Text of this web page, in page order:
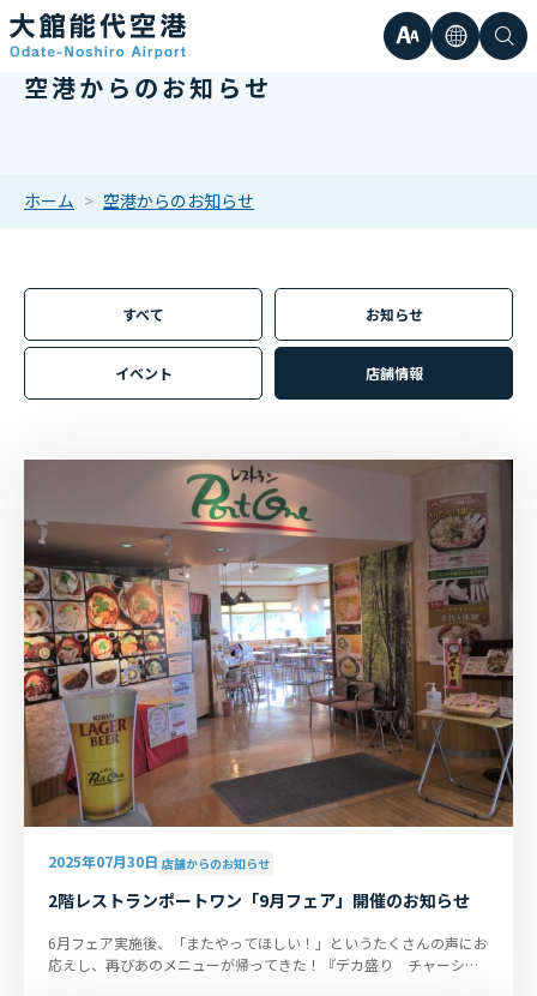
文
イ
ズ
言検
空港からのお知らせ
ホーム 空港からのお知らせ
すべて お知らせ
イベント 店舗情報
2025年07月30日 店舗からのお知らせ
2階レストランポートワン「9月フェア」開催のお知らせ
6月フェア実施後、「またやってほしい！」というたくさんの声にお
応えし、再びあのメニューが帰ってきた！『デカ盛り チャーシュ